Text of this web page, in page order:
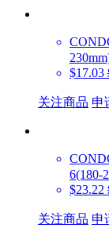
$17.03
关注商品 申
6(180-
$23.22
关注商品 申